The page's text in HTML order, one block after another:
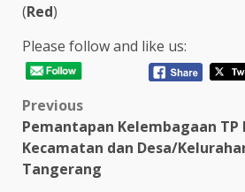
(Red)
Please follow and like us:
Post
navigation
Previous
Pemantapan Kelembagaan TP
Kecamatan dan Desa/
Tangerang